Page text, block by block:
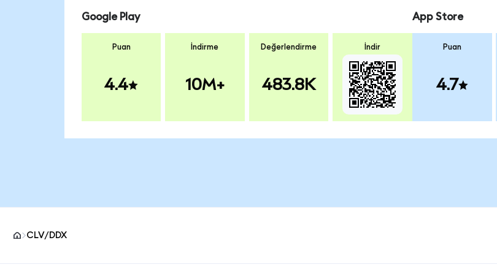
Google Play
Puan
4.4
İndirme
10M+
Değerlendirme
483.8K
İndir
App Store
Puan
4.7
CLV/DDX